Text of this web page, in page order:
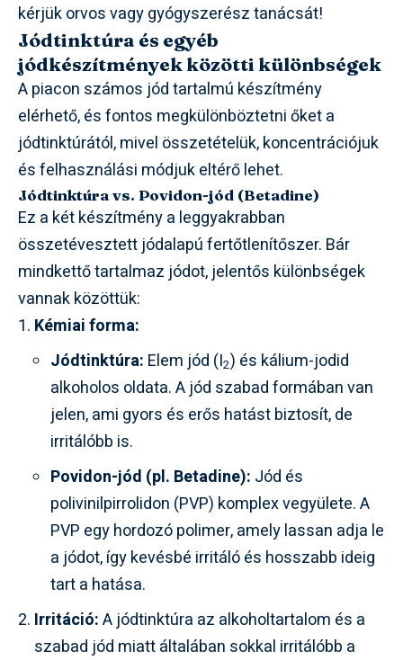
kérjük orvos vagy gyógyszerész tanácsát!
Jódtinktúra és egyéb
jódkészítmények közötti különbségek
A piacon számos jód tartalmú készítmény
elérhető, és fontos megkülönböztetni őket a
jódtinktúrától, mivel összetételük, koncentrációjuk
és felhasználási módjuk eltérő lehet.
Jódtinktúra vs. Povidon-jód (Betadine)
Ez a két készítmény a leggyakrabban
összetévesztett jódalapú fertőtlenítőszer. Bár
mindkettő tartalmaz jódot, jelentős különbségek
vannak közöttük:
Kémiai forma:
Jódtinktúra: Elem jód (I2) és kálium-jodid
alkoholos oldata. A jód szabad formában van
jelen, ami gyors és erős hatást biztosít, de
irritálóbb is.
Povidon-jód (pl. Betadine): Jód és
polivinilpirrolidon (PVP) komplex vegyülete. A
PVP egy hordozó polimer, amely lassan adja le
a jódot, így kevésbé irritáló és hosszabb ideig
tart a hatása.
Irritáció:A jódtinktúra az alkoholtartalom és a
szabad jód miatt általában sokkal irritálóbb a